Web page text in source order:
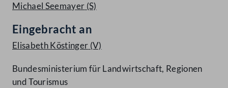
Michael Seemayer (S)
Eingebracht an
Elisabeth Köstinger (V)
Bundesministerium für Landwirtschaft, Regionen
und Tourismus